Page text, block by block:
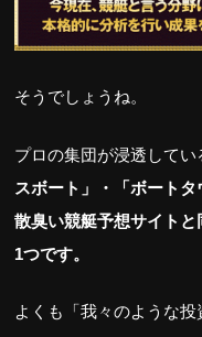
そうでしょうね。
プロの集団が浸透してい
スボート」・「ボート
散臭い競艇予想サイト
1つです。
よくも「我々のような投